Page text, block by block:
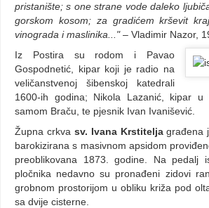
pristanište; s one strane vode daleko
gorskom kosom; za gradićem krševit
vinograda i maslinika..."– Vladimir Nazor,
Iz Postira su rodom i Pavao
Gospodnetić, kipar koji je radio na
veličanstvenoj šibenskoj katedrali
1600-ih godina; Nikola Lazanić, kipar u
samom Braču, te pjesnik Ivan Ivanišević.
Župna crkva sv. Ivana Krstiteljagrađena
barokizirana s masivnom apsidom
preoblikovana 1873. godine. Na pedalj
pločnika nedavno su pronađeni zidovi
grobnom prostorijom u obliku križa pod
sa dvije cisterne.